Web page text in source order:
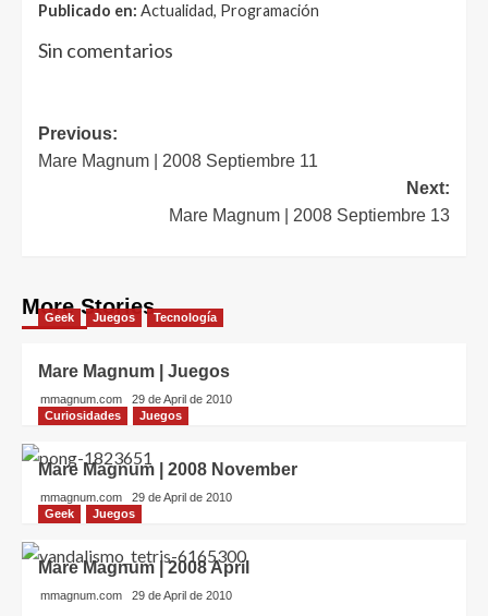
Publicado en: Actualidad, Programación
Sin comentarios
Post
navigation
Previous:
Mare Magnum | 2008 Septiembre 11
Next:
Mare Magnum | 2008 Septiembre 13
More Stories
Geek Juegos Tecnología
Mare Magnum | Juegos
mmagnum.com
29 de April de 2010
Curiosidades
Juegos
Mare Magnum | 2008 November
mmagnum.com
29 de April de 2010
Geek
Juegos
Mare Magnum | 2008 April
mmagnum.com 29 de April de 2010